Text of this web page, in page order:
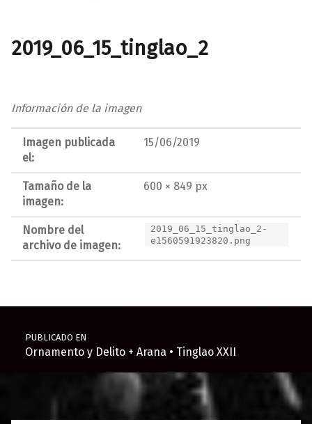
2019_06_15_tinglao_2
Información de la imagen
Imagen publicada
el:
15/06/2019
Tamaño de la
imagen:
600 × 849 px
Nombre del
archivo de imagen:
2019_06_15_tinglao_2-
e1560591923820.png
Navegación de entradas
PUBLICADO EN
Ornamento y Delito + Arana • Tinglao XXII